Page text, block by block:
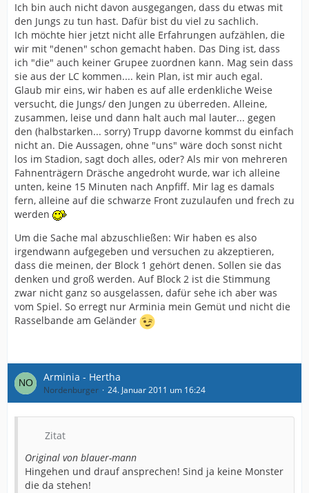
Ich bin auch nicht davon ausgegangen, dass du etwas mit
den Jungs zu tun hast. Dafür bist du viel zu sachlich.
Ich möchte hier jetzt nicht alle Erfahrungen aufzählen, die
wir mit "denen" schon gemacht haben. Das Ding ist, dass
ich "die" auch keiner Grupee zuordnen kann. Mag sein dass
sie aus der LC kommen.... kein Plan, ist mir auch egal.
Glaub mir eins, wir haben es auf alle erdenkliche Weise
versucht, die Jungs/ den Jungen zu überreden. Alleine,
zusammen, leise und dann halt auch mal lauter... gegen
den (halbstarken... sorry) Trupp davorne kommst du einfach
nicht an. Die Aussagen, ohne "uns" wäre doch sonst nicht
los im Stadion, sagt doch alles, oder? Als mir von mehreren
Fahnenträgern Dräsche angedroht wurde, war ich alleine
unten, keine 15 Minuten nach Anpfiff. Mir lag es damals
fern, alleine auf die schwarze Front zuzulaufen und frech zu
werden
Um die Sache mal abzuschließen: Wir haben es also
irgendwann aufgegeben und versuchen zu akzeptieren,
dass die meinen, der Block 1 gehört denen. Sollen sie das
denken und groß werden. Auf Block 2 ist die Stimmung
zwar nicht ganz so ausgelassen, dafür sehe ich aber was
vom Spiel. So erregt nur Arminia mein Gemüt und nicht die
Rasselbande am Geländer
Arminia - Hertha
Nordenburger 24. Januar 2011 um 16:24
Zitat
Original von blauer-mann
Hingehen und drauf ansprechen! Sind ja keine Monster
die da stehen!